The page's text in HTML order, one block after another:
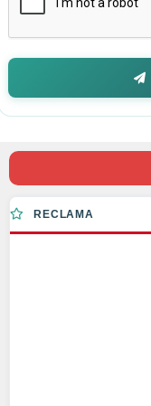
RECLAMA